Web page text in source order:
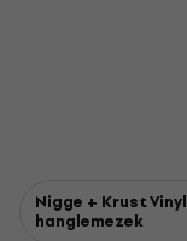
Nigge + Krust Vinyl
hanglemezek